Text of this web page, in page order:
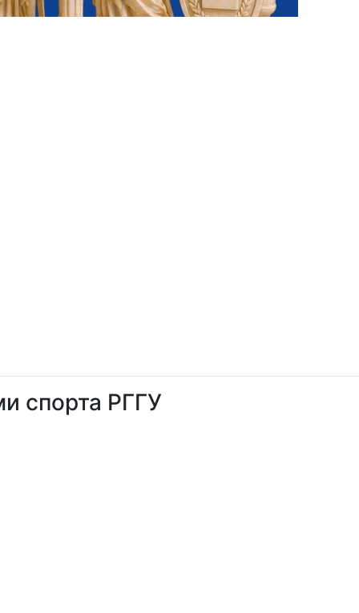
спорта РГГУ